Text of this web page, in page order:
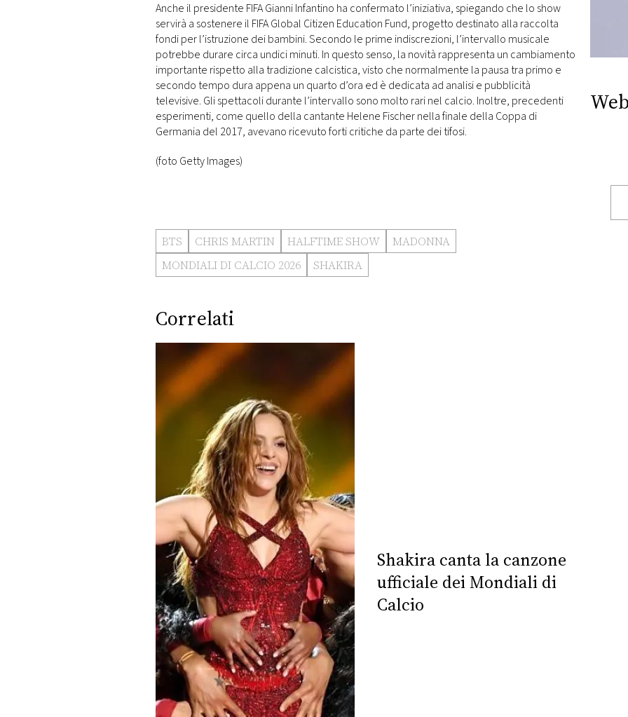
Anche il presidente FIFA Gianni Infantino ha confermato l’iniziativa, spiegando che lo show
servirà a sostenere il FIFA Global Citizen Education Fund, progetto destinato alla raccolta
fondi per l’istruzione dei bambini. Secondo le prime indiscrezioni, l’intervallo musicale
potrebbe durare circa undici minuti. In questo senso, la novità rappresenta un cambiamento
importante rispetto alla tradizione calcistica, visto che normalmente la pausa tra primo e
secondo tempo dura appena un quarto d’ora ed è dedicata ad analisi e pubblicità
televisive. Gli spettacoli durante l’intervallo sono molto rari nel calcio. Inoltre, precedenti
esperimenti, come quello della cantante Helene Fischer nella finale della Coppa di
Germania del 2017, avevano ricevuto forti critiche da parte dei tifosi.
(foto Getty Images)
BTS CHRIS MARTIN HALFTIME SHOW
MADONNA
MONDIALI DI CALCIO 2026
SHAKIRA
Correlati
Shakira canta la canzone
ufficiale dei Mondiali di
Calcio